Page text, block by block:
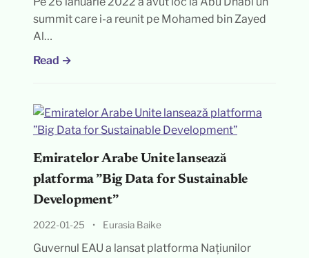
summit care i-a reunit pe Mohamed bin Zayed
Al…
Read →
Emiratelor Arabe Unite lansează
platforma ”Big Data for Sustainable
Development”
2022-01-25 • Eurasia Baike
Guvernul EAU a lansat platforma Națiunilor